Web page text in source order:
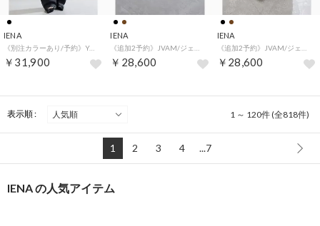
IENA
《別注カラーあり/予約》YANUK/ヤヌーク LAURA デニムパンツ （ブラック）
￥31,900
IENA
￥28,600
IENA
￥28,600
表示順 : 1 ～ 120件 (全818件)
1 2 3 4 ...7
IENA の人気アイテム